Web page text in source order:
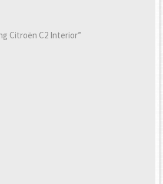
Citroën C2 Interior”